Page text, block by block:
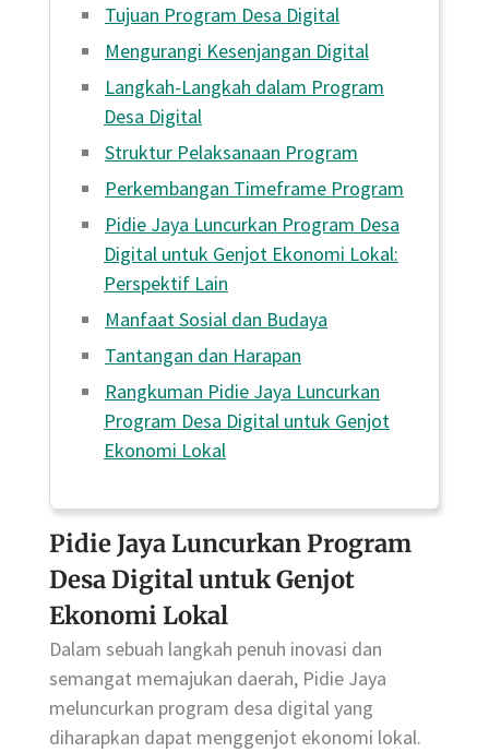
Tujuan Program Desa Digital
Mengurangi Kesenjangan Digital
Langkah-Langkah dalam Program
Desa Digital
Struktur Pelaksanaan Program
Perkembangan Timeframe Program
Pidie Jaya Luncurkan Program Desa
Digital untuk Genjot Ekonomi Lokal:
Perspektif Lain
Manfaat Sosial dan Budaya
Tantangan dan Harapan
Rangkuman Pidie Jaya Luncurkan
Program Desa Digital untuk Genjot
Ekonomi Lokal
Pidie Jaya Luncurkan Program
Desa Digital untuk Genjot
Ekonomi Lokal
Dalam sebuah langkah penuh inovasi dan
semangat memajukan daerah, Pidie Jaya
meluncurkan program desa digital yang
diharapkan dapat menggenjot ekonomi lokal.